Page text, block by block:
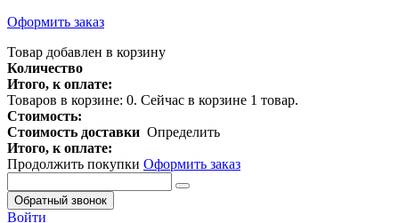
Оформить заказ
Товар добавлен в корзину
Количество
Итого, к оплате:
Товаров в корзине: 0. Сейчас в корзине 1 товар.
Стоимость:
Стоимость доставки Определить
Итого, к оплате:
Продолжить покупки Оформить заказ
Обратный звонок
Войти